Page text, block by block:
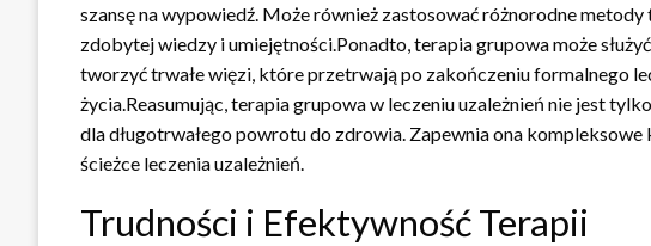
szansę na wypowiedź. Może również zastosować różnorodne
zdobytej wiedzy i umiejętności.Ponadto, terapia grupowa może
tworzyć trwałe więzi, które przetrwają po zakończeniu formalnego
życia.Reasumując, terapia grupowa w leczeniu uzależnień nie jest
dla długotrwałego powrotu do zdrowia. Zapewnia ona
ścieżce leczenia uzależnień.
Trudności i Efektywność Terapii